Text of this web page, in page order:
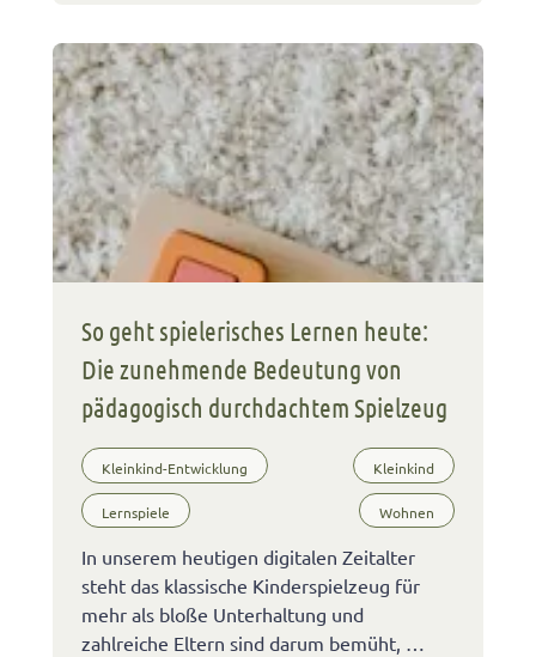
So geht spielerisches Lernen heute:
Die zunehmende Bedeutung von
pädagogisch durchdachtem Spielzeug
Kleinkind-Entwicklung Kleinkind
Lernspiele Wohnen
In unserem heutigen digitalen Zeitalter
steht das klassische Kinderspielzeug für
mehr als bloße Unterhaltung und
zahlreiche Eltern sind darum bemüht, …